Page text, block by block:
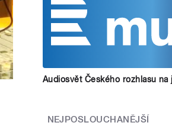
Audiosvět Českého rozhlasu na
NEJPOSLOUCHANĚJŠÍ